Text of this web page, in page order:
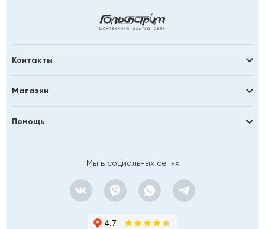
Контакты
Магазин
Помощь
Мы в социальных сетях